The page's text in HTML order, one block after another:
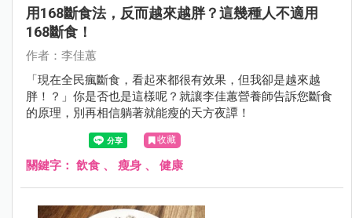
用168斷食法，反而越來越胖？這幾種人不適用
168斷食！
作者：李佳蕙
「現在全民瘋斷食，看起來都很有效果，但我卻是越來越
胖！？」你是否也是這樣呢？就讓李佳蕙營養師告訴您斷食
的原理，別再相信躺著就能瘦的天方夜譚！
收藏
關鍵字： 飲食 、 瘦身 、 健康